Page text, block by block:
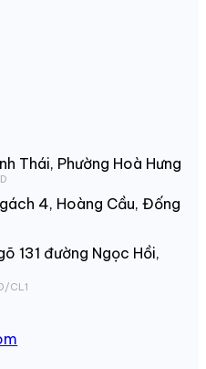
Thái, Phường Hoà Hưng
4, Hoàng Cầu, Đống
131 đường Ngọc Hồi,
CL1